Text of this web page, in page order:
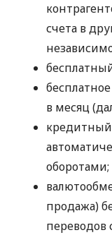
счета в
в месяц
оборотами;
продажа)
переводов